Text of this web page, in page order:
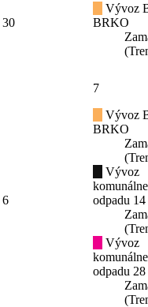
30
Vývoz
BRKO
6
7
Vývoz
BRKO
Vývoz
odpadu
Vývoz
odpadu